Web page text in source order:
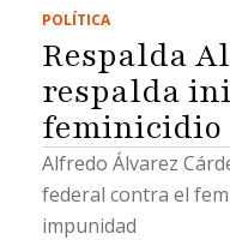
POLÍTICA
Respalda
respalda
feminicidio
Alfredo Álvarez
federal contra el
impunidad